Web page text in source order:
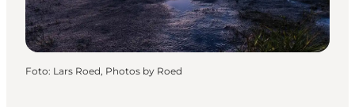
Foto: Lars Roed, Photos by Roed